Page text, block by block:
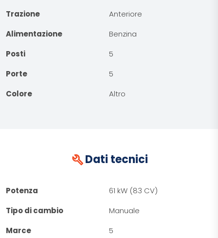
Trazione
Anteriore
Alimentazione
Benzina
Posti
5
Porte
5
Colore
Altro
buildDati tecnici
Potenza
61 kW (83 CV)
Tipo di cambio
Manuale
Marce
5